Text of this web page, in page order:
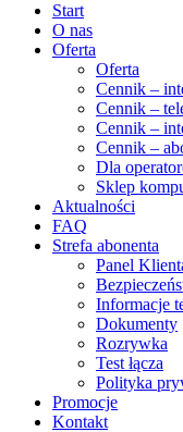
Start
O nas
Oferta
Oferta
Cennik –
Cennik –
Cennik –
Cennik –
Dla
Sklep
Aktualności
FAQ
Strefa abonenta
Panel
Informacje
Dokumenty
Rozrywka
Test łącza
Polityka
Promocje
Kontakt